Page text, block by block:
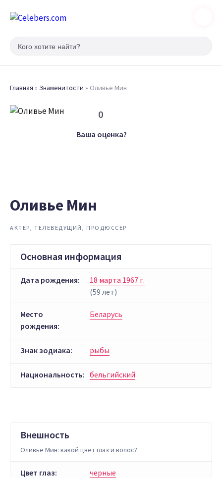
Главная » Знаменитости » Оливье Мин
0
Ваша оценка?
Оливье Мин
АКТЕР, ТЕЛЕВЕДУЩИЙ, ПРОДЮССЕР
Основная информация
Дата рождения: 18 марта 1967 г.
(59 лет)
Место
рождения:
Беларусь
Знак зодиака: рыбы
Национальность: бельгийский
Внешность
Оливье Мин: какой цвет глаз и волос?
Цвет глаз: черные